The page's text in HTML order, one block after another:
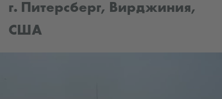
г. Питерсберг, Вирджиния,
США